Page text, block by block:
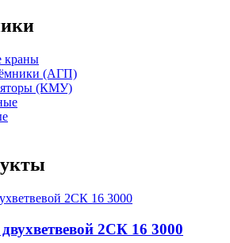
краны
(АГП)
(КМУ)
2СК 16 3000